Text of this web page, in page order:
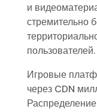
и
стремительно
пользователей.
Игровые
через CDN